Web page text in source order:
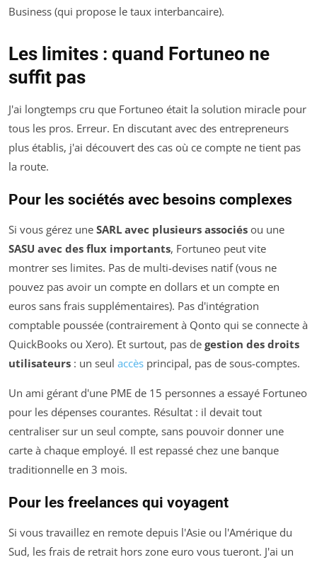
Business (qui propose le taux interbancaire).
Les limites : quand Fortuneo ne
suffit pas
J'ai longtemps cru que Fortuneo était la solution miracle pour
tous les pros. Erreur. En discutant avec des entrepreneurs
plus établis, j'ai découvert des cas où ce compte ne tient pas
la route.
Pour les sociétés avec besoins complexes
Si vous gérez une SARL avec plusieurs associés ou une
SASU avec des flux importants, Fortuneo peut vite
montrer ses limites. Pas de multi-devises natif (vous ne
pouvez pas avoir un compte en dollars et un compte en
euros sans frais supplémentaires). Pas d'intégration
comptable poussée (contrairement à Qonto qui se connecte à
QuickBooks ou Xero). Et surtout, pas de gestion des droits
utilisateurs : un seul accès principal, pas de sous-comptes.
Un ami gérant d'une PME de 15 personnes a essayé Fortuneo
pour les dépenses courantes. Résultat : il devait tout
centraliser sur un seul compte, sans pouvoir donner une
carte à chaque employé. Il est repassé chez une banque
traditionnelle en 3 mois.
Pour les freelances qui voyagent
Si vous travaillez en remote depuis l'Asie ou l'Amérique du
Sud, les frais de retrait hors zone euro vous tueront. J'ai un